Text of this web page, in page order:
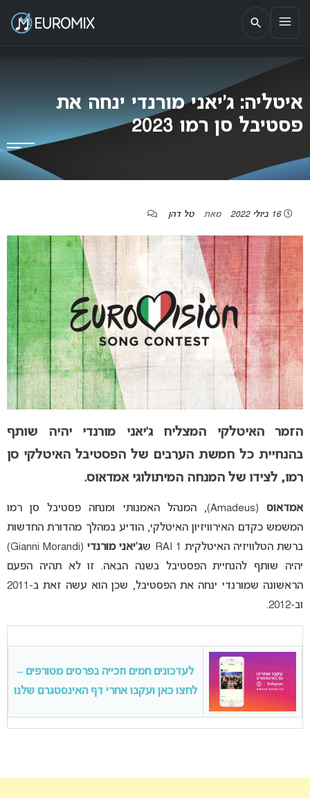
EUROMIX
אתר הבית של האירוויזיון בישראל
איטליה: ג’יאני מורנדי ינחה את
פסטיבל סן רמו 2023
16 ביולי 2022 מאת טל דהן
הזמר האיטלקי המצליח ג’יאני מורנדי יהיה שותף
בהנחיית כל חמשת הערבים של הפסטיבל האיטלקי סן
רמו, לצידו של המנחה המיתולוגי אמדאוס.
אמדאוס
(Amadeus), המנהל האמנותי ומנחה פסטיבל סן רמו
המשמש כקדם האירוויזיון האיטלקי, הודיע ​​במהלך מהדורת החדשות
ברשת הטלוויזיה האיטלקית RAI 1 ש
ג’יאני מורנדי
(Gianni Morandi)
יהיה שותף להנחיית הפסטיבל בשנה הבאה. זו לא תהיה הפעם
הראשונה שמורנדי ינחה את הפסטיבל, שכן הוא עשה זאת ב-2011
וב-2012.
לעדכונים חמים וזכייה בפרסים מטורפים –
לחצו כאן ועקבו אחרי דף האינסטגרם שלנו